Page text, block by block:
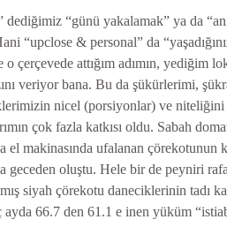
dediğimiz “günü yakalamak” ya da
“upclose & personal” da
o çerçevede attığım adımın, yediğim
veriyor bana. Bu da şükürlerimi,
nicel (porsiyonlar) ve niteliğini
çok fazla katkısı oldu. Sabah
el makinasında ufalanan çörekotunun
geceden oluştu. Hele bir de peyniri
siyah çörekotu daneciklerinin tadı
66.7 den 61.1 e inen yüküm